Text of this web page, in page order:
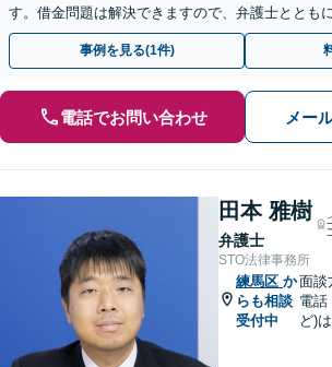
す。借金問題は解決できますので、弁護士ととも
つけましょう【法テラス利用可】
事例を見る(1件)
電話でお問い合わせ メー
田本 雅樹
弁護士
STO法律事務所
練馬区 か
らも相談
受付中
面談
電話
ど)